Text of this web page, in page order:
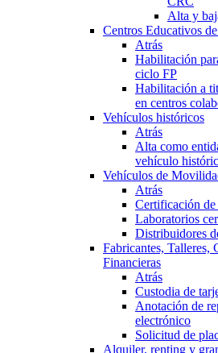
Alta y
Centros Educativos
Atrás
Habilitación
ciclo FP
Habilitación a
en centros
Vehículos históricos
Atrás
Alta como
vehículo
Vehículos de
Atrás
Certificación
Laboratorios
Distribuidores
Fabricantes, Talleres,
Financieras
Atrás
Custodia de
Anotación de
electrónico
Solicitud de
Alquiler, renting y